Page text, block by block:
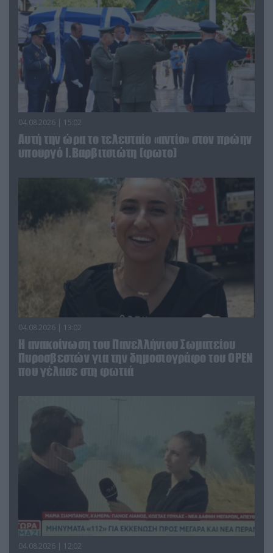
04.08.2026 | 15:02
Αυτή την ώρα το τελευταίο «αντίο» στον πρώην
υπουργό Ι.Βαρβιτσιώτη (φωτο)
04.08.2026 | 13:02
Η ανακοίνωση του Πανελλήνιου Σωματείου
Πυροσβεστών για την δημοσιογράφο του OPEN
που γέλασε στη φωτιά
04.08.2026 | 12:02